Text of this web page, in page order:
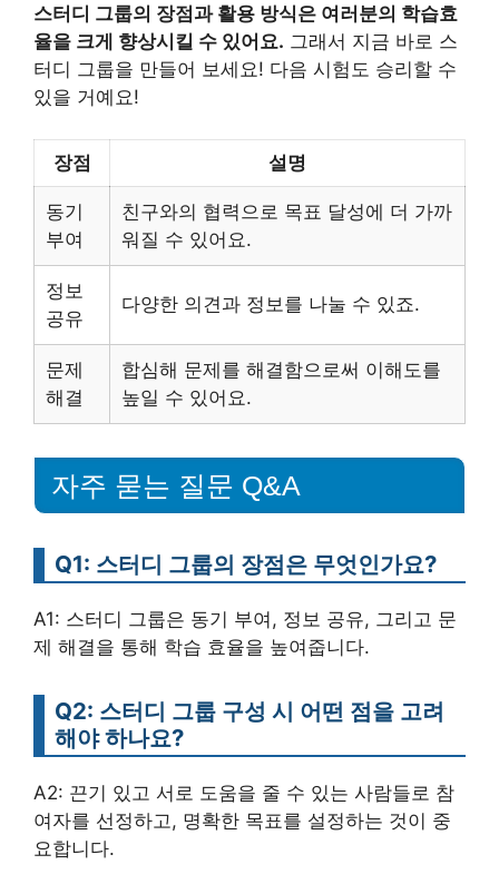
스터디 그룹의 장점과 활용 방식은 여러분의 학습효
율을 크게 향상시킬 수 있어요. 그래서 지금 바로 스
터디 그룹을 만들어 보세요! 다음 시험도 승리할 수
있을 거예요!
장점 설명
동기
부여
친구와의 협력으로 목표 달성에 더 가까
워질 수 있어요.
정보
공유
다양한 의견과 정보를 나눌 수 있죠.
문제
해결
합심해 문제를 해결함으로써 이해도를
높일 수 있어요.
자주 묻는 질문 Q&A
Q1: 스터디 그룹의 장점은 무엇인가요?
A1: 스터디 그룹은 동기 부여, 정보 공유, 그리고 문
제 해결을 통해 학습 효율을 높여줍니다.
Q2: 스터디 그룹 구성 시 어떤 점을 고려
해야 하나요?
A2: 끈기 있고 서로 도움을 줄 수 있는 사람들로 참
여자를 선정하고, 명확한 목표를 설정하는 것이 중
요합니다.